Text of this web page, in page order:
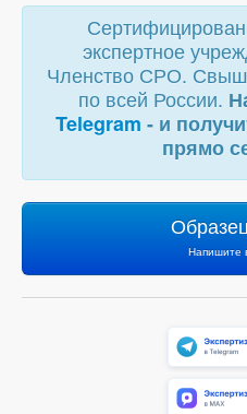
экспертное
Членство СРО.
по всей России.
Telegram - и
прямо
Напишите